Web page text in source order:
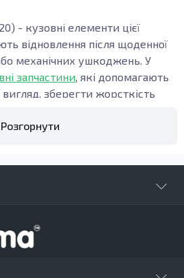
- кузовні елементи цієї
відновлення після щоденної
механічних ушкоджень. У
запчастини, які допомагають
зберегти жорсткість
ремонту кузова, адже від неї
усунення деформацій після
осередках іржі.
Розгорнути